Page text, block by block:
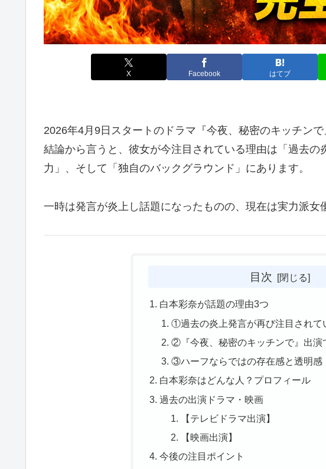
X Facebook はてブ
2026年4月9日スタートのドラマ『今夜、秘密のキッチンで
結論から言うと、彼女が今注目されている理由は「過去
力」、そして「独自のバックグラウンド」にあります。
一時は発言が炎上し話題になったものの、現在は実力派女
目次
白本彩奈が話題の理由3つ
①過去の炎上発言が再び注目されて
②『今夜、秘密のキッチンで』出演
③ハーフならではの存在感と透明感
白本彩奈はどんな人？プロフィール
過去の出演ドラマ・映画
【テレビドラマ出演】
【映画出演】
今後の注目ポイント